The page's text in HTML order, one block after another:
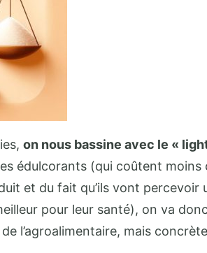
on nous bassine avec le «
édulcorants (qui coûtent
et du fait qu’ils vont percevoir
pour leur santé), on va
l’agroalimentaire, mais